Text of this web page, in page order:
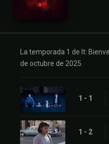
La temporada 1 de It:
de octubre de 2025.
1 - 1
1 - 2